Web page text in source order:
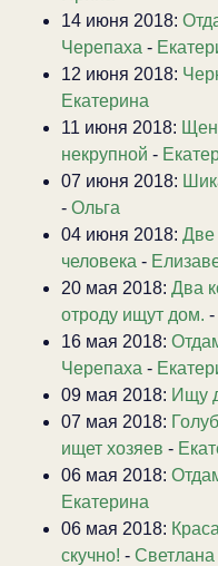
14 июня 2018:
Черепаха -
12 июня 2018:
Екатерина
11 июня 2018:
некрупной -
07 июня 2018:
- Ольга
04 июня 2018: Две
человека -
20 мая 2018: Два
отроду ищут дом. -
16 мая 2018:
Черепаха -
09 мая 2018: Ищу
07 мая 2018:
ищет хозяев -
06 мая 2018:
Екатерина
06 мая 2018:
скучно! - Светлана